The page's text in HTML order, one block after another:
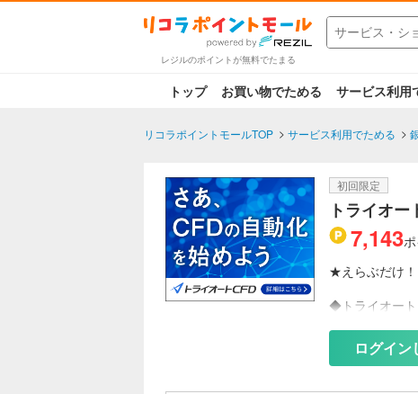
レジルのポイントが無料でたまる
トップ お買い物でためる サービス利用
リコラポイントモールTOP サービス利用でためる
初回限定
トライオー
7,143
★えらぶだけ
◆トライオー
2024年3月に
店頭株価指数
ログイ